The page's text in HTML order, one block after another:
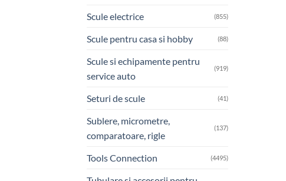
Scule electrice (855)
Scule pentru casa si hobby (88)
Scule si echipamente pentru
service auto
(919)
Seturi de scule (41)
Sublere, micrometre,
comparatoare, rigle
(137)
Tools Connection (4495)